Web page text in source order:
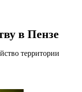
в Пензе
территории